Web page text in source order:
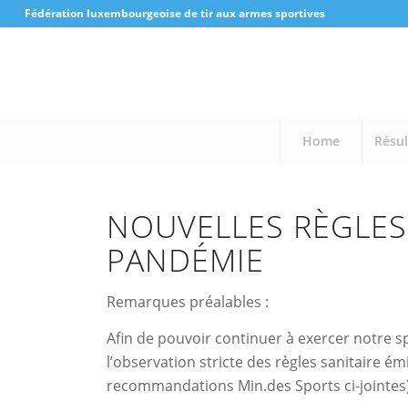
Fédération luxembourgeoise de tir aux armes sportives
Home
NOUVELLES
PANDÉMIE
Remarques préalables :
Afin de pouvoir continuer à exercer notre
l’observation stricte des règles sanitaire
recommandations Min.des Sports ci-